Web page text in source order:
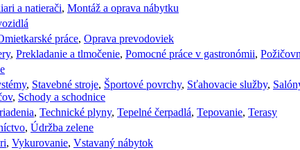
a natierači, Montáž a oprava nábytku
práce, Oprava prevodoviek
, Prekladanie a tlmočenie, Pomocné práce v gastronómii,
, Stavebné stroje, Športové povrchy, Sťahovacie služby,
, Schody a schodnice
, Technické plyny, Tepelné čerpadlá, Tepovanie, Terasy
, Údržba zelene
, Vykurovanie, Vstavaný nábytok